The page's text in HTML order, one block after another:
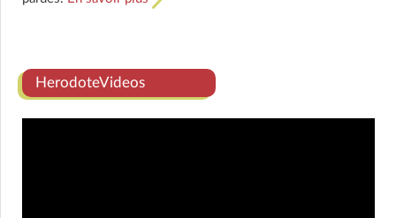
HerodoteVideos